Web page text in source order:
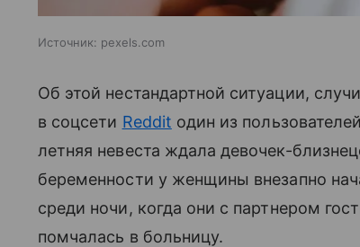
Источник: pexels.com
Об этой нестандартной ситуации,
в соцсети Reddit один из
летняя невеста ждала девочек-
беременности у женщины внезапно
среди ночи, когда они с партнером
помчалась в больницу.